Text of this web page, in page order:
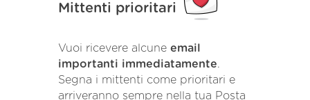
Mittenti prioritari
Vuoi ricevere alcune email
importanti immediatamente.
Segna i mittenti come prioritari e
arriveranno sempre nella tua Posta